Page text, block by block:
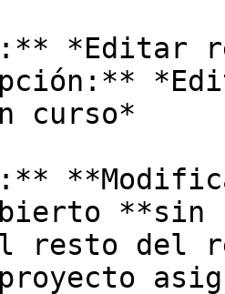
*Editar
curso*
**sin
del